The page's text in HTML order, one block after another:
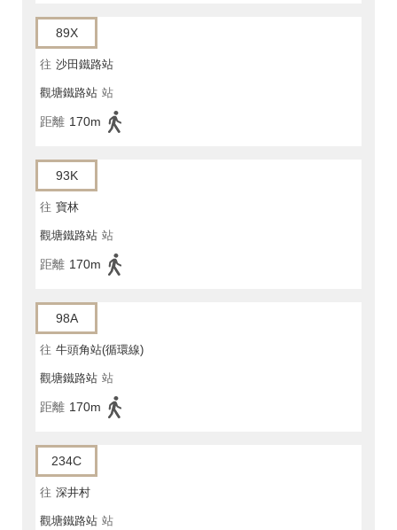
89X
往 沙田鐵路站
觀塘鐵路站 站
距離 170m
93K
往 寶林
觀塘鐵路站 站
距離 170m
98A
往 牛頭角站(循環線)
觀塘鐵路站 站
距離 170m
234C
往 深井村
觀塘鐵路站 站